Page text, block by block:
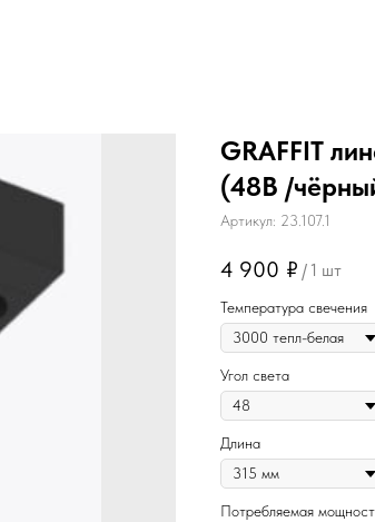
GRAFFIT
(48В /
Артикул: 23.107.1
4 900 ₽ / 1 шт
Температура свечения
Угол света
Длина
Потребляемая